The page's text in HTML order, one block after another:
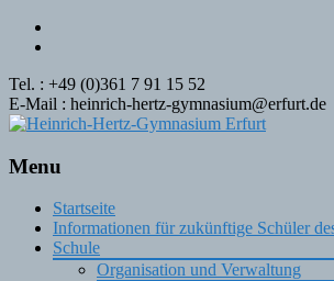
Tel. : +49 (0)361 7 91 15 52
E-Mail : heinrich-hertz-gymnasium@erfurt.de
Menu
Skip
content
Startseite
Informationen für zukünftige Schüler
Schule
Organisation und Verwaltung